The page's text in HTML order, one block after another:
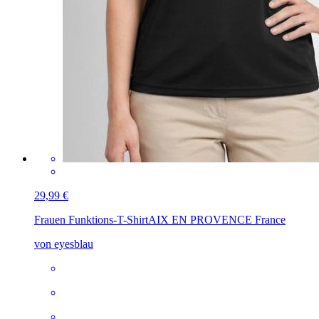
29,99 €
Frauen Funktions-T-ShirtAIX EN PROVENCE France
von eyesblau